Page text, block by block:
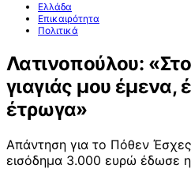
Ελλάδα
Επικαιρότητα
Πολιτικά
Λατινοπούλου: «Στο
γιαγιάς μου έμενα,
έτρωγα»
Απάντηση για το Πόθεν
εισόδημα 3.000 ευρώ έδωσε